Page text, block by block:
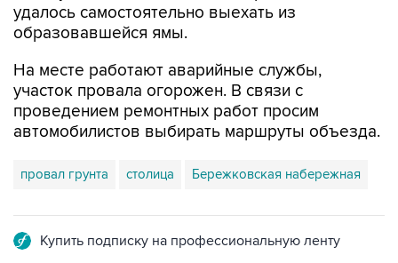
удалось самостоятельно выехать из
образовавшейся ямы.
На месте работают аварийные службы,
участок провала огорожен. В связи с
проведением ремонтных работ просим
автомобилистов выбирать маршруты объезда.
провал грунта столица Бережковская набережная
Купить подписку на профессиональную ленту